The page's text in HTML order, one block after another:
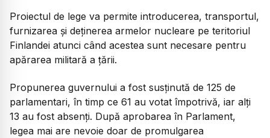
Proiectul de lege va permite introducerea, transportul,
furnizarea și deținerea armelor nucleare pe teritoriul
Finlandei atunci când acestea sunt necesare pentru
apărarea militară a țării.
Propunerea guvernului a fost susținută de 125 de
parlamentari, în timp ce 61 au votat împotrivă, iar alți
13 au fost absenți. După aprobarea în Parlament,
legea mai are nevoie doar de promulgarea